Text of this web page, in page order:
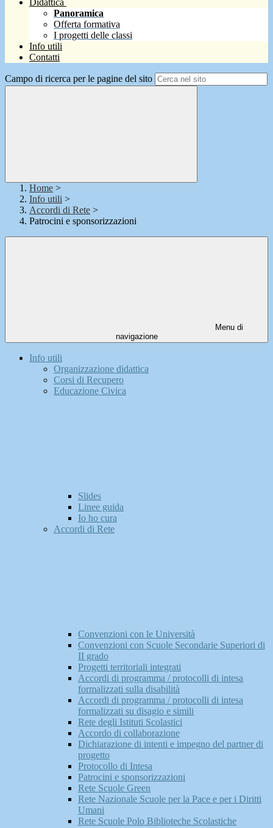
Didattica
Panoramica
Offerta formativa
I progetti delle classi
Info utili
Contatti
Campo di ricerca per le pagine del sito
Home >
Info utili >
Accordi di Rete >
Patrocini e sponsorizzazioni
Menu di
navigazione
Info utili
Organizzazione didattica
Corsi di Recupero
Educazione Civica
Slides
Linee guida
Io ho cura
Accordi di Rete
Convenzioni con le Università
Convenzioni con Scuole Secondarie Superiori di
II grado
Progetti territoriali integrati
Accordi di programma / protocolli di intesa
formalizzati sulla disabilità
Accordi di programma / protocolli di intesa
formalizzati su disagio e simili
Rete degli Istituti Scolastici
Accordo di collaborazione
Dichiarazione di intenti e impegno del partner di
progetto
Protocollo di Intesa
Patrocini e sponsorizzazioni
Rete Scuole Green
Rete Nazionale Scuole per la Pace e per i Diritti
Umani
Rete Scuole Polo Biblioteche Scolastiche